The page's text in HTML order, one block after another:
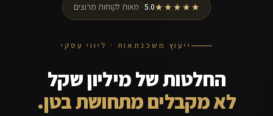
★★★★★
5.0 · מאות לקוחות מרוצים
ייעוץ משכנתאות · ליווי עסקי
החלטות של מיליון שקל
לא מקבלים מתחושת בטן.